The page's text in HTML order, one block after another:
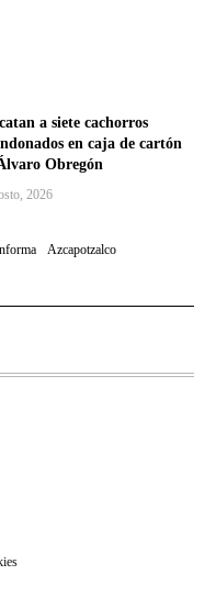
a siete cachorros
en caja de cartón
Obregón
2026
Azcapotzalco